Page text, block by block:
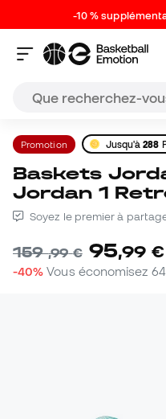
-10 %
Promotion Jusqu'à288
Baskets Jordan Femme Air
Jordan 1
Soyez le premier à
159,99 € 95,99 €
-40% Vous économisez